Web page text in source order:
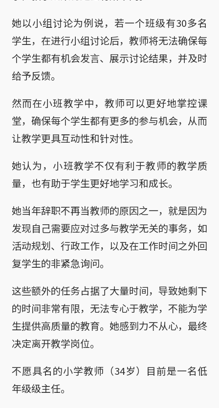
她以小组讨论为例说，若一个班级有30多名
学生，在进行小组讨论后，教师将无法确保每
个学生都有机会发言、展示讨论结果，并及时
给予反馈。
然而在小班教学中，教师可以更好地掌控课
堂，确保每个学生都有更多的参与机会，从而
让教学更具互动性和针对性。
她认为，小班教学不仅有利于教师的教学质
量，也有助于学生更好地学习和成长。
她当年辞职不再当教师的原因之一，就是因为
发现自己需要应对过多与教学无关的事务，如
活动规划、行政工作，以及在工作时间之外回
复学生的非紧急询问。
这些额外的任务占据了大量时间，导致她剩下
的时间非常有限，无法专心于教学，不能为学
生提供高质量的教育。她感到力不从心，最终
决定离开教学岗位。
不愿具名的小学教师（34岁）目前是一名低
年级级主任。